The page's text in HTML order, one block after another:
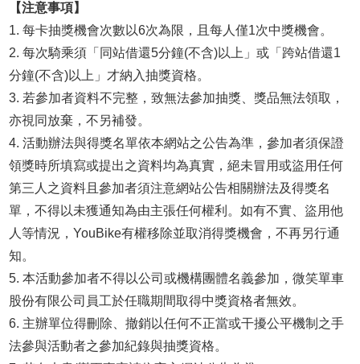
【注意事項】
1. 每卡抽獎機會次數以6次為限，且每人僅1次中獎機會。
2. 每次騎乘須「同站借還5分鐘(不含)以上」或「跨站借還1
分鐘(不含)以上」才納入抽獎資格。
3. 若參加者資料不完整，致無法參加抽獎、獎品無法領取，
亦視同放棄，不另補發。
4. 活動辦法與得獎名單依本網站之公告為準，參加者須保證
領獎時所填寫或提出之資料均為真實，絕未冒用或盜用任何
第三人之資料且參加者須注意網站公告相關辦法及得獎名
單，不得以未獲通知為由主張任何權利。如有不實、盜用他
人等情況，YouBike有權移除並取消得獎機會，不再另行通
知。
5. 本活動參加者不得以公司或機構團體名義參加，微笑單車
股份有限公司員工於任職期間取得中獎資格者無效。
6. 主辦單位得刪除、撤銷以任何不正當或干擾公平機制之手
法參與活動者之參加紀錄與抽獎資格。